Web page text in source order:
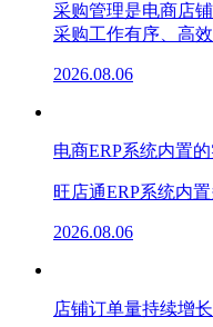
采购管理是电商店
采购工作有序、高效
2026.08.06
电商ERP系统内置
旺店通ERP系统内
2026.08.06
店铺订单量持续增